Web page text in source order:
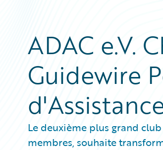
ADAC e.V.
Guidewire
Le deuxième plus grand
membres, souhaite